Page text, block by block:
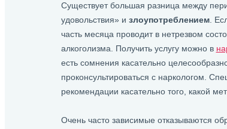
Существует большая разница между
удовольствия» и злоупотреблением.
часть месяца проводит в нетрезвом
алкоголизма. Получить услугу можно в
есть сомнения касательно
проконсультироваться с наркологом.
рекомендации касательно того, какой
Очень часто зависимые отказываются